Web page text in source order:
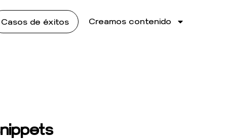
Casos de éxitos Creamos contenido